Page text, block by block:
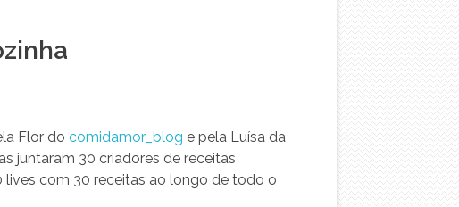
Flor do comidamor_blog e pela Luísa da
juntaram 30 criadores de receitas
lives com 30 receitas ao longo de todo o